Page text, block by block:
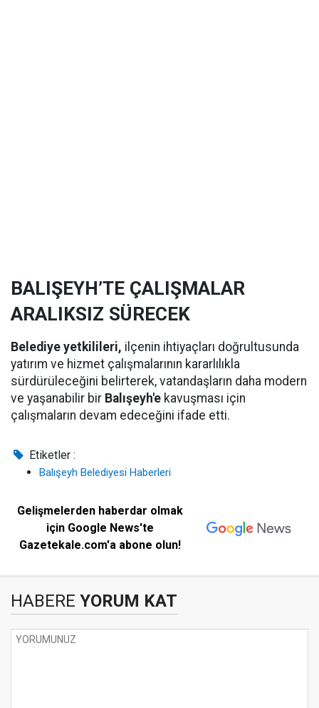
BALIŞEYH’TE ÇALIŞMALAR
ARALIKSIZ SÜRECEK
Belediye yetkilileri, ilçenin ihtiyaçları doğrultusunda
yatırım ve hizmet çalışmalarının kararlılıkla
sürdürüleceğini belirterek, vatandaşların daha modern
ve yaşanabilir bir Balışeyh'e kavuşması için
çalışmaların devam edeceğini ifade etti.
Etiketler :
Balışeyh Belediyesi Haberleri
Gelişmelerden haberdar olmak
için Google News'te
Gazetekale.com'a abone olun!
HABERE YORUM KAT